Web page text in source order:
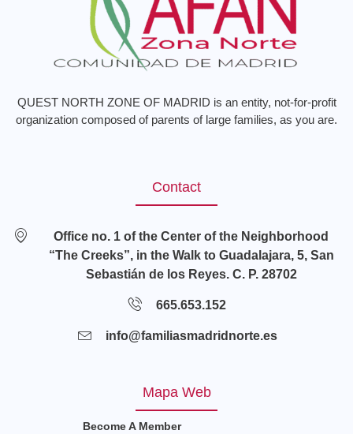
QUEST NORTH ZONE OF MADRID is an entity, not-for-profit
organization composed of parents of large families, as you are.
Contact
Office no. 1 of the Center of the Neighborhood
“The Creeks”, in the Walk to Guadalajara, 5, San
Sebastián de los Reyes. C. P. 28702
665.653.152
info@familiasmadridnorte.es
Mapa Web
Become A Member